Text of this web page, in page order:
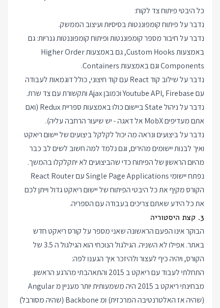
כל היבטי פיתוח צד לקוח:
נדבר על פיתוח קומפוננטות בסיסיות ועיצוב הממשק.
נדבר על חיבור מספר קומפוננטות ופיתוח קומפוננטות גנריות: גם
באמצעות Custom Hooks, גם באמצעות Higher Order
Components וגם באמצעות Containers.
נדבר על שילוב קוד React עם קוד חיצוני, כולל דוגמאות לעבודה
עם Youtube API, Firebase וכמובן Ajax ותקשורת עם צד שרת.
נדבר על ניהול State ביישום כולו באמצעות ספריית Redux (ואם
אתם מעדיפים MobX אל דאגה - יש שיעור הרחבה עליה).
נדבר על ביצועים ונראה מה יכול לקלקל ביצועים של יישום ריאקט
ואיך לבנות יישומים מהירים, וגם נלמד למה חשוב לשים לב כבר
מהיום הראשון של הפיתוח כדי שהביצועים לא יתקלקלו בהמשך.
נפתח יישומי Single Page Applications עם React Router
הקורס מקיף את כל היבטי הפיתוח של יישום ריאקט גדול וייתן לכם
את כל הידע שאתם צריכים בעבודה עם הספריה.
3. קצת היסטוריה
הבוקר אינו הפעם הראשונה שאני מספר על קורס ריאקט חדש
באתר. אפילו לא השניה. הגילגול הנוכחי הוא הגילגול ה 3.5 של
הקורס, ויהיה כיף לעצור ולהיזכר איך הגענו לפה:
התחלתי לעבוד עם ריאקט ב 2015 והתאהבתי מהרגע הראשון.
מבחינתי ריאקט ב 2015 היה משמעותית יותר מעניין מ Angular
(שהיה אז האלטרנטיבה המרכזית) ומ Backbone (שהיה מסורבל)